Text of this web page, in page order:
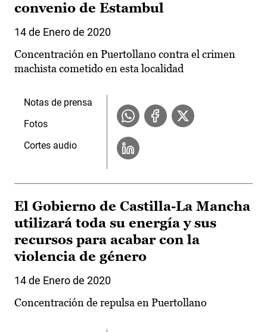
convenio de Estambul
14 de Enero de 2020
Concentración en Puertollano contra el crimen
machista cometido en esta localidad
Notas de prensa
Fotos
Cortes audio
El Gobierno de Castilla-La Mancha
utilizará toda su energía y sus
recursos para acabar con la
violencia de género
14 de Enero de 2020
Concentración de repulsa en Puertollano